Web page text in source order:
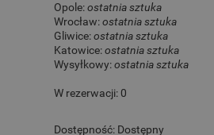
Gitara Klasyczna 4/4 -
Opole:ostatnia sztuka
Wrocław:ostatnia sztuka
Gliwice:ostatnia sztuka
Katowice:ostatnia sztuka
Wysyłkowy:ostatnia sztuka
W rezerwacji: 0
Dostępność: Dostępny